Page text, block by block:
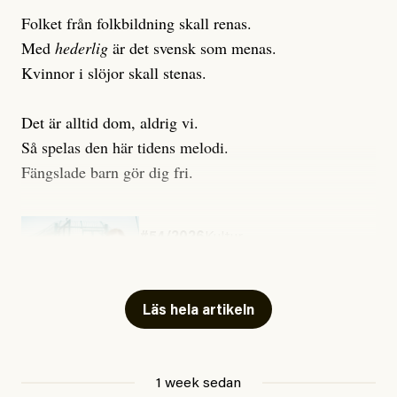
Folket från folkbildning skall renas.
Med hederlig är det svensk som menas.
Kvinnor i slöjor skall stenas.
Det är alltid dom, aldrig vi.
Så spelas den här tidens melodi.
Fängslade barn gör dig fri.
Läs hela artikeln
1 week sedan